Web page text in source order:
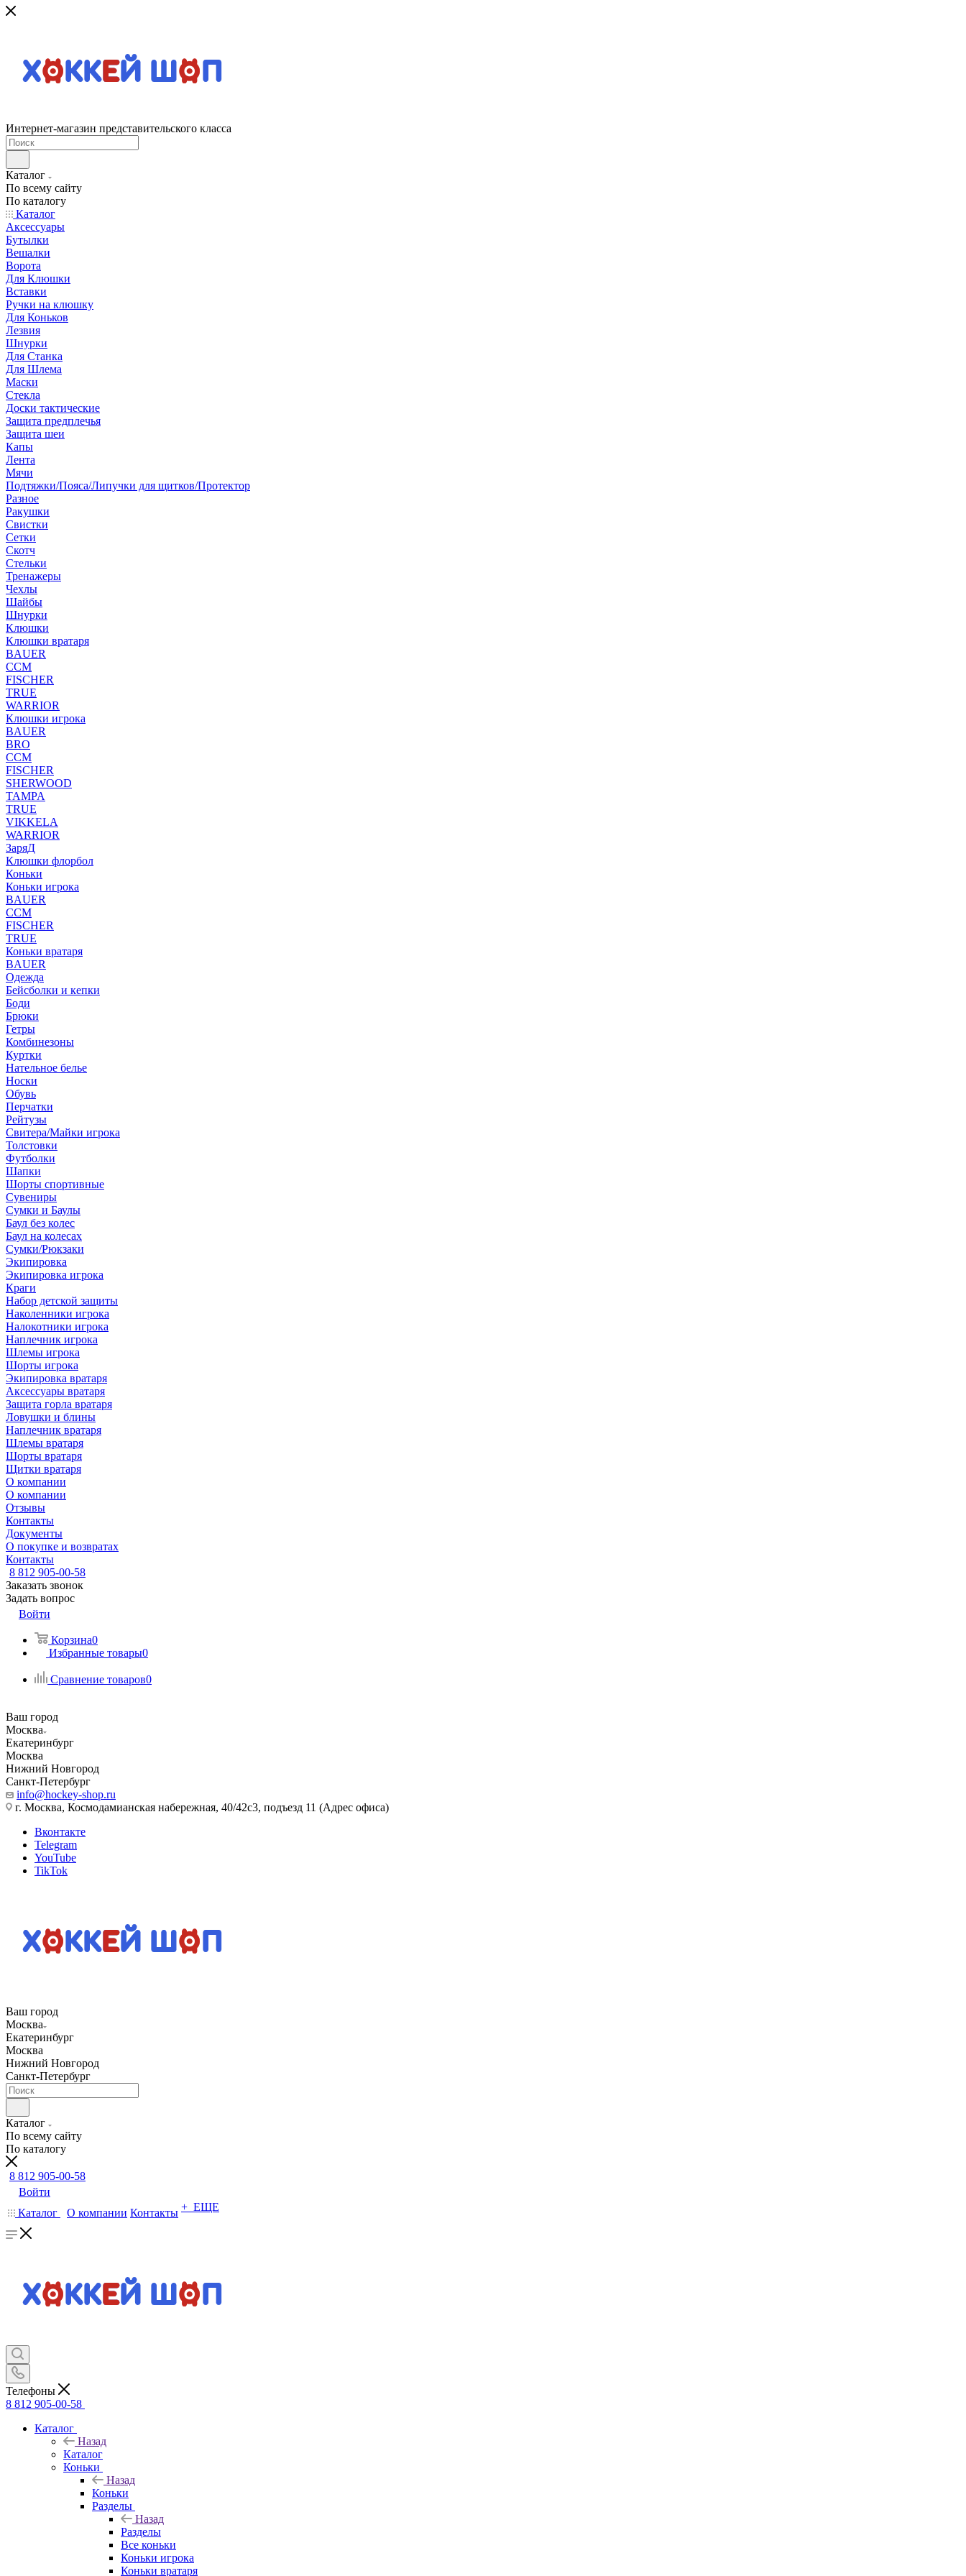
Интернет-магазин представительского класса
Каталог
По всему сайту
По каталогу
Каталог
Аксессуары
Бутылки
Вешалки
Ворота
Для Клюшки
Вставки
Ручки на клюшку
Для Коньков
Лезвия
Шнурки
Для Станка
Для Шлема
Маски
Стекла
Доски тактические
Защита предплечья
Защита шеи
Капы
Лента
Мячи
Подтяжки/Пояса/Липучки для щитков/Протектор
Разное
Ракушки
Свистки
Сетки
Скотч
Стельки
Тренажеры
Чехлы
Шайбы
Шнурки
Клюшки
Клюшки вратаря
BAUER
CCM
FISCHER
TRUE
WARRIOR
Клюшки игрока
BAUER
BRO
CCM
FISCHER
SHERWOOD
TAMPA
TRUE
VIKKELA
WARRIOR
ЗаряД
Клюшки флорбол
Коньки
Коньки игрока
BAUER
CCM
FISCHER
TRUE
Коньки вратаря
BAUER
Одежда
Бейсболки и кепки
Боди
Брюки
Гетры
Комбинезоны
Куртки
Нательное белье
Носки
Обувь
Перчатки
Рейтузы
Свитера/Майки игрока
Толстовки
Футболки
Шапки
Шорты спортивные
Сувениры
Сумки и Баулы
Баул без колес
Баул на колесах
Сумки/Рюкзаки
Экипировка
Экипировка игрока
Краги
Набор детской защиты
Наколенники игрока
Налокотники игрока
Наплечник игрока
Шлемы игрока
Шорты игрока
Экипировка вратаря
Аксессуары вратаря
Защита горла вратаря
Ловушки и блины
Наплечник вратаря
Шлемы вратаря
Шорты вратаря
Щитки вратаря
О компании
О компании
Отзывы
Контакты
Документы
О покупке и возвратах
Контакты
8 812 905-00-58
Заказать звонок
Задать вопрос
Войти
Корзина0
Избранные товары0
Сравнение товаров0
Ваш город
Москва
Екатеринбург
Москва
Нижний Новгород
Санкт-Петербург
info@hockey-shop.ru
г. Москва, Космодамианская набережная, 40/42с3, подъезд 11 (Адрес офиса)
Вконтакте
Telegram
YouTube
TikTok
Ваш город
Москва
Екатеринбург
Москва
Нижний Новгород
Санкт-Петербург
Каталог
По всему сайту
По каталогу
8 812 905-00-58
Войти
Каталог
О компании Контакты + ЕЩЕ
Телефоны
8 812 905-00-58
Каталог
Назад
Каталог
Коньки
Назад
Коньки
Разделы
Назад
Разделы
Все коньки
Коньки игрока
Коньки вратаря